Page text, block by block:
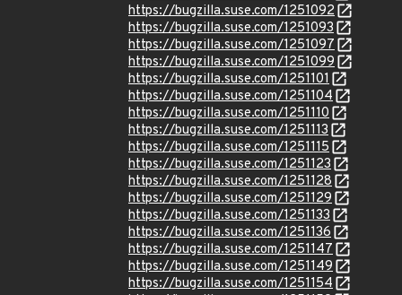
https://bugzilla.suse.com/1251092
https://bugzilla.suse.com/1251093
https://bugzilla.suse.com/1251097
https://bugzilla.suse.com/1251099
https://bugzilla.suse.com/1251101
https://bugzilla.suse.com/1251104
https://bugzilla.suse.com/1251110
https://bugzilla.suse.com/1251113
https://bugzilla.suse.com/1251115
https://bugzilla.suse.com/1251123
https://bugzilla.suse.com/1251128
https://bugzilla.suse.com/1251129
https://bugzilla.suse.com/1251133
https://bugzilla.suse.com/1251136
https://bugzilla.suse.com/1251147
https://bugzilla.suse.com/1251149
https://bugzilla.suse.com/1251154